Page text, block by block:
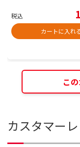
税込
カートに入れ
こ
カスタマー